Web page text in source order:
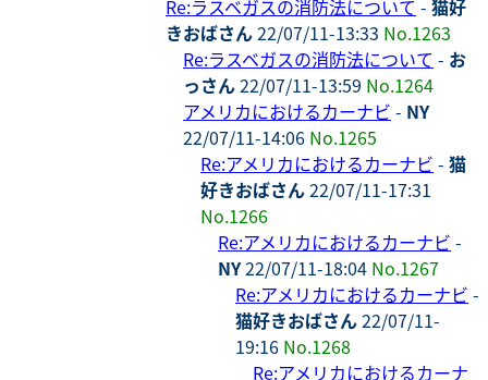
Re:ラスベガスの消防法について - 猫好
きおばさん22/07/11-13:33 No.1263
Re:ラスベガスの消防法について - お
っさん22/07/11-13:59 No.1264
アメリカにおけるカーナビ - NY
22/07/11-14:06 No.1265
Re:アメリカにおけるカーナビ - 猫
好きおばさん22/07/11-17:31
No.1266
Re:アメリカにおけるカーナビ -
NY22/07/11-18:04 No.1267
Re:アメリカにおけるカーナビ -
猫好きおばさん22/07/11-
19:16 No.1268
Re:アメリカにおけるカーナ